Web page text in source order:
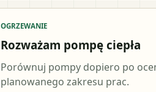
OGRZEWANIE
Rozważam pompę ciepła
Porównuj pompy dopiero po
planowanego zakresu prac.